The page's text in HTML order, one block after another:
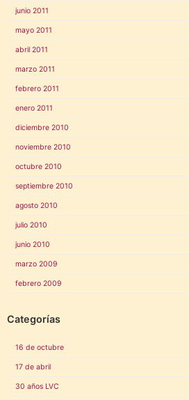
junio 2011
mayo 2011
abril 2011
marzo 2011
febrero 2011
enero 2011
diciembre 2010
noviembre 2010
octubre 2010
septiembre 2010
agosto 2010
julio 2010
junio 2010
marzo 2009
febrero 2009
Categorías
16 de octubre
17 de abril
30 años LVC